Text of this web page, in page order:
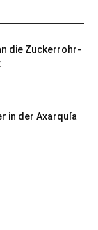
die Zuckerrohr-
in der Axarquía